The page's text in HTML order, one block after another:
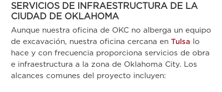
SERVICIOS DE INFRAESTRUCTURA DE LA
CIUDAD DE OKLAHOMA
Aunque nuestra oficina de OKC no alberga un equipo
de excavación, nuestra oficina cercana en Tulsa lo
hace y con frecuencia proporciona servicios de obra
e infraestructura a la zona de Oklahoma City. Los
alcances comunes del proyecto incluyen: